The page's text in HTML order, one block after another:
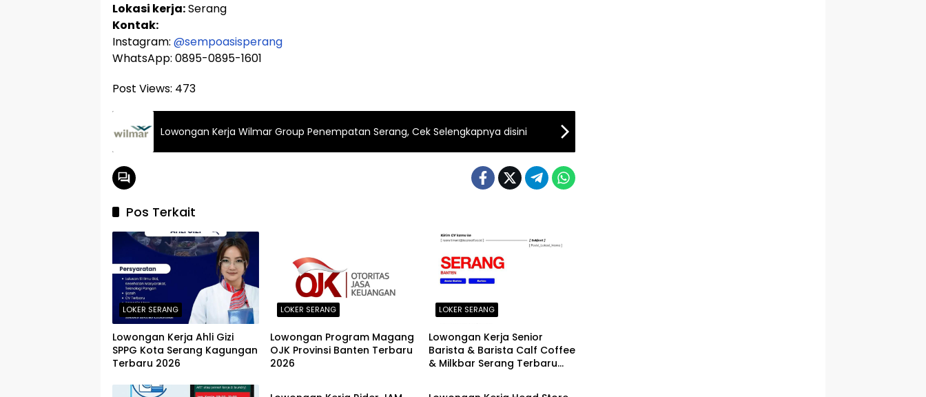
Lokasi kerja:Serang
Kontak:
Instagram: @sempoasisperang
WhatsApp: 0895-0895-1601
Post Views: 473
Lowongan Kerja Wilmar Group Penempatan Serang, Cek Selengkapnya disini
Pos Terkait
LOKER SERANG
Lowongan Kerja Ahli Gizi
SPPG Kota Serang Kagungan
Terbaru 2026
LOKER SERANG
Lowongan Program Magang
OJK Provinsi Banten Terbaru
2026
LOKER SERANG
Lowongan Kerja Senior
Barista & Barista Calf Coffee
& Milkbar Serang Terbaru
LOKER SERANG LOKER SERANG